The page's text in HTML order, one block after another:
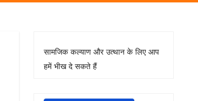
सामजिक कल्याण और उत्थान के लिए आप
हमें भीख दे सकते हैं